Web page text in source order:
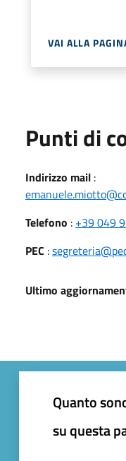
VAI ALLA
Punti di
Indirizzo mail :
Telefono : +39 049
PEC :
Ultimo
Quanto
su questa